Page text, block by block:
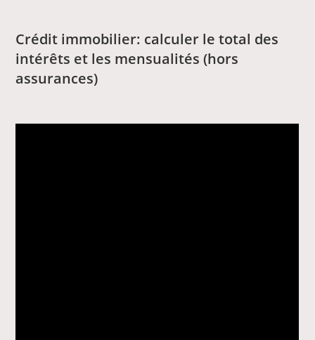
Crédit immobilier: calculer le total des
intérêts et les mensualités (hors
assurances)